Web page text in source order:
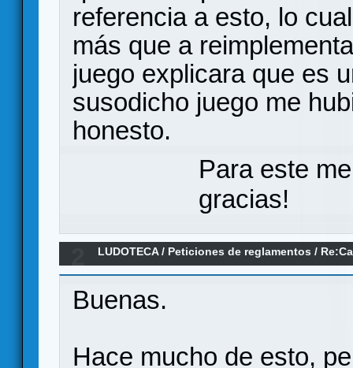
referencia a esto, lo
más que a
juego explicara que es
susodicho juego me
honesto.
Para este
gracias!
LUDOTECA/ Peticiones de reglamentos /
Buenas.
Hace mucho de esto,